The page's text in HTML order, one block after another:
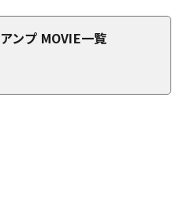
アンプ MOVIE一覧